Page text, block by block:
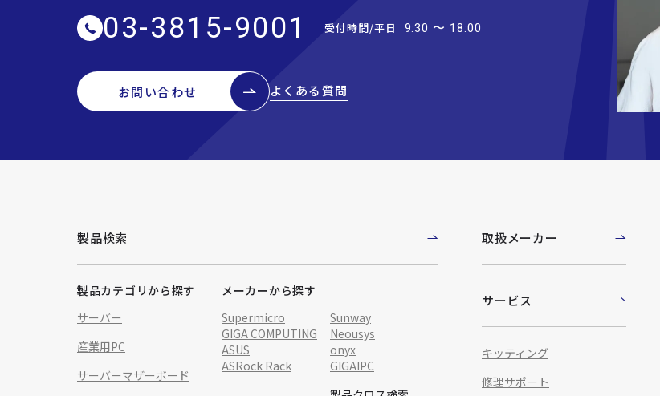
03-3815-9001 受付時間/平日 9:30 〜 18:00
お問い合わせ よくある質問
製品検索
製品カテゴリから探す
サーバー
産業用PC
サーバーマザーボード
メーカーから探す
Supermicro
Sunway
GIGA COMPUTING
Neousys
ASUS
onyx
ASRock Rack
GIGAIPC
取扱メーカー
サービス
キッティング
修理サポート